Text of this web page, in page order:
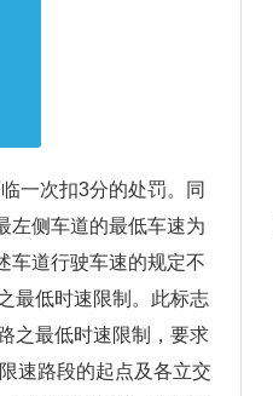
一次扣3分的处罚。同
左侧车道的最低车速为
车道行驶车速的规定不
最低时速限制。此标志
之最低时速限制，要求
速路段的起点及各立交